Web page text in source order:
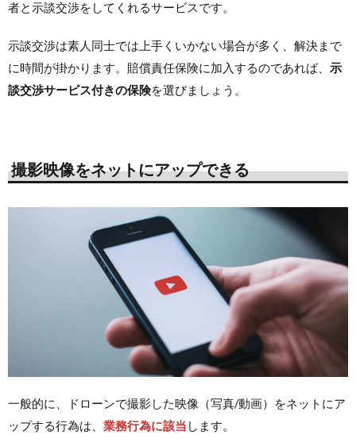
者と示談交渉をしてくれるサービスです。
示談交渉は素人同士では上手くいかない場合が多く、解決まで
に時間が掛かります。賠償責任保険に加入するのであれば、 示
談交渉サービス付きの保険を選びましょう。
撮影映像をネットにアップできる
一般的に、ドローンで撮影した映像（写真/動画）をネットにア
ップする行為は、 業務行為に該当 します。